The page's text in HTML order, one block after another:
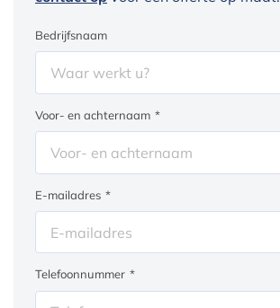
Bedrijfsnaam
Voor- en achternaam *
E-mailadres *
Telefoonnummer *